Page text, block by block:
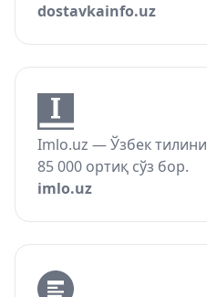
dostavkainfo.uz
Imlo.uz — Ўзбек
85 000 ортиқ сўз бор.
imlo.uz